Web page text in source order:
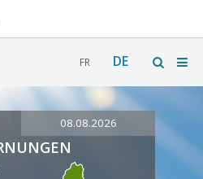
FR DE
08.08.2026